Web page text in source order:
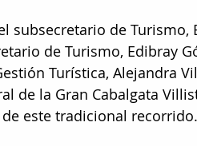
subsecretario de Turismo,
de Turismo, Edibray
Turística, Alejandra
de la Gran Cabalgata
este tradicional recorrido.